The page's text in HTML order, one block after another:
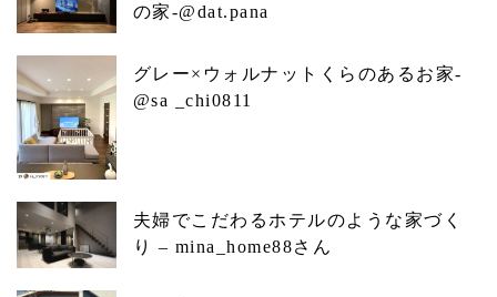
の家-@dat.pana
グレー×ウォルナットくらのあるお家-
@sa _chi0811
夫婦でこだわるホテルのような家づく
り – mina_home88さん